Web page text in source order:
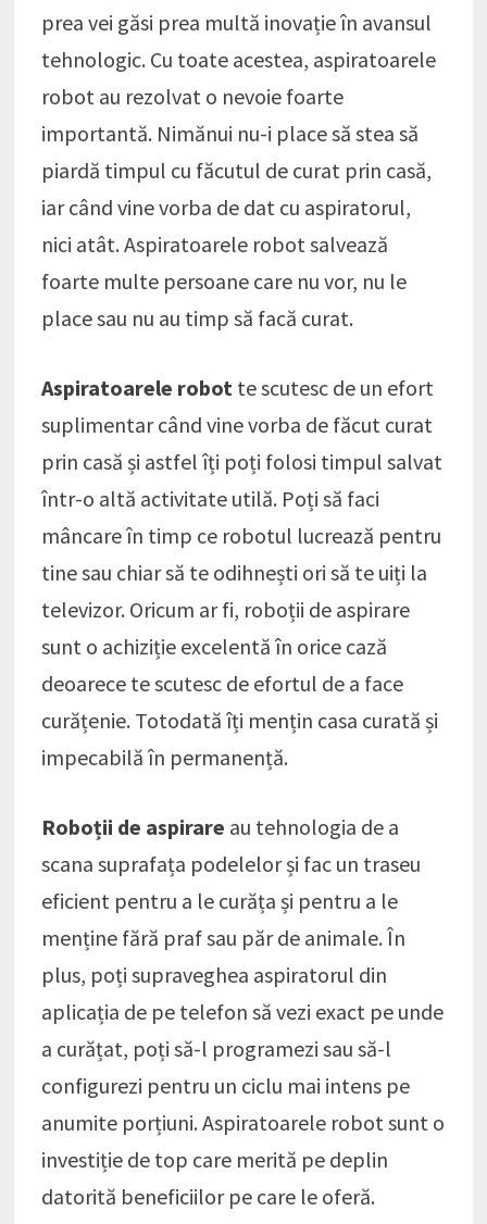
prea vei găsi prea multă inovație în avansul
tehnologic. Cu toate acestea, aspiratoarele
robot au rezolvat o nevoie foarte
importantă. Nimănui nu-i place să stea să
piardă timpul cu făcutul de curat prin casă,
iar când vine vorba de dat cu aspiratorul,
nici atât. Aspiratoarele robot salvează
foarte multe persoane care nu vor, nu le
place sau nu au timp să facă curat.
Aspiratoarele robot te scutesc de un efort
suplimentar când vine vorba de făcut curat
prin casă și astfel îți poți folosi timpul salvat
într-o altă activitate utilă. Poți să faci
mâncare în timp ce robotul lucrează pentru
tine sau chiar să te odihnești ori să te uiți la
televizor. Oricum ar fi, roboții de aspirare
sunt o achiziție excelentă în orice cază
deoarece te scutesc de efortul de a face
curățenie. Totodată îți mențin casa curată și
impecabilă în permanență.
Roboții de aspirare au tehnologia de a
scana suprafața podelelor și fac un traseu
eficient pentru a le curăța și pentru a le
menține fără praf sau păr de animale. În
plus, poți supraveghea aspiratorul din
aplicația de pe telefon să vezi exact pe unde
a curățat, poți să-l programezi sau să-l
configurezi pentru un ciclu mai intens pe
anumite porțiuni. Aspiratoarele robot sunt o
investiție de top care merită pe deplin
datorită beneficiilor pe care le oferă.